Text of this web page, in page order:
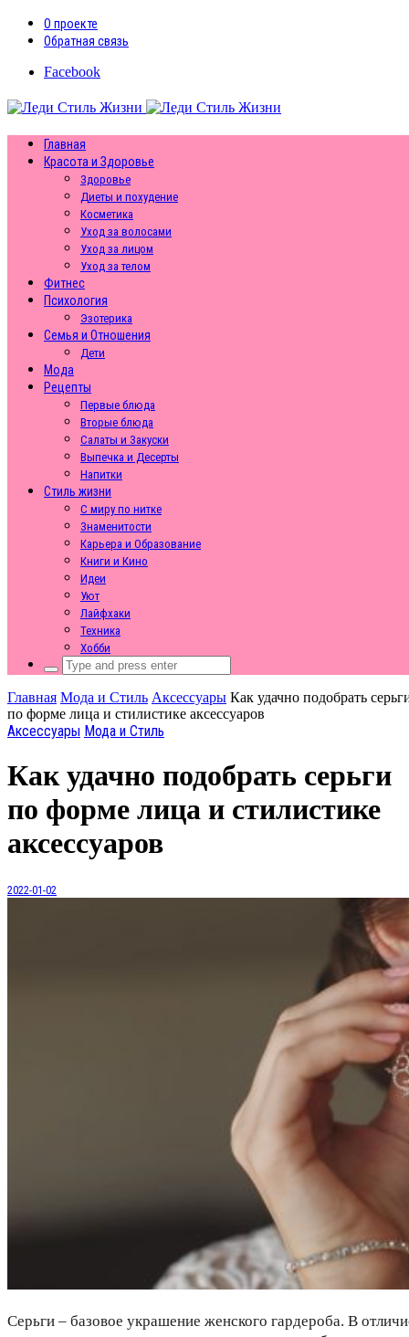
О проекте
Обратная связь
Facebook
Главная
Красота и Здоровье
Здоровье
Диеты и похудение
Косметика
Уход за волосами
Уход за лицом
Уход за телом
Фитнес
Психология
Эзотерика
Семья и Отношения
Дети
Мода
Рецепты
Первые блюда
Вторые блюда
Салаты и Закуски
Выпечка и Десерты
Напитки
Стиль жизни
С миру по нитке
Знаменитости
Карьера и Образование
Книги и Кино
Идеи
Уют
Лайфхаки
Техника
Хобби
Search
for:
Главная Мода и Стиль Аксессуары Как удачно подобрать
по форме лица и стилистике аксессуаров
Аксессуары Мода и Стиль
Как удачно подобрать серьги
по форме лица и стилистике
аксессуаров
2022-01-02
Серьги – базовое украшение женского гардероба. В